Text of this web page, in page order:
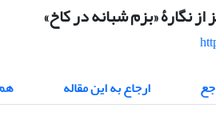
نگارۀ «بزم شبانه در کاخ»
ارجاع به این مقاله